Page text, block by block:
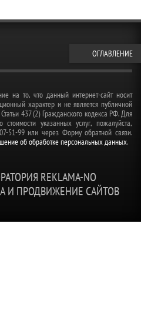
на то, что данный интернет-сайт носит
характер и не является публичной
437 (2) Гражданского кодекса РФ. Для
указанных услуг, пожалуйста,
51-99 или через Форму обратной связи.
об обработке персональных данных.
REKLAMA-NO
И ПРОДВИЖЕНИЕ САЙТОВ
ОГЛАВЛЕНИЕ